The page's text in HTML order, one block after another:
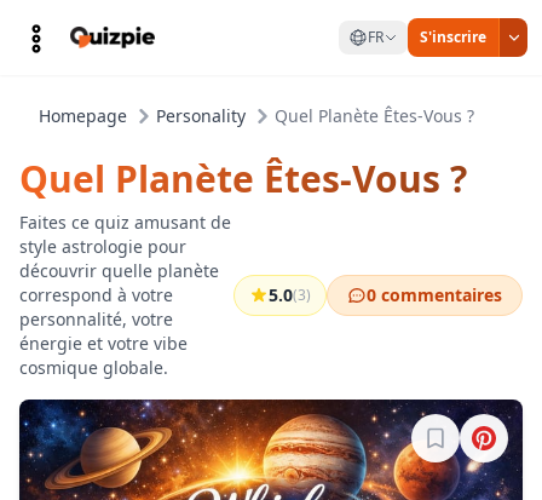
FR S'inscrire
Homepage Personality Quel Planète Êtes-Vous ?
Quel Planète Êtes-Vous ?
Faites ce quiz amusant de
style astrologie pour
découvrir quelle planète
correspond à votre
personnalité, votre
énergie et votre vibe
cosmique globale.
5.0(3) 0 commentaires
Connectez-